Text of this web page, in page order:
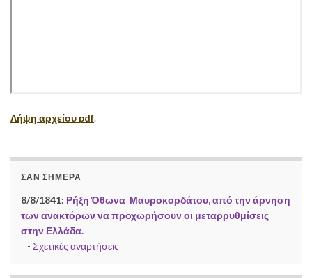
Λήψη αρχείου pdf.
ΣΑΝ ΣΉΜΕΡΑ
8/8/1841: Ρήξη Όθωνα  Μαυροκορδάτου, από την άρνηση
των ανακτόρων να προχωρήσουν οι μεταρρυθμίσεις
στην Ελλάδα.
- Σχετικές αναρτήσεις